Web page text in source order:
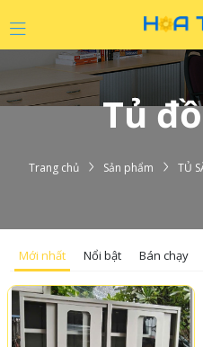
Tủ
Trang chủ Sản phẩm TỦ
Mới nhất Nổi bật Bán chạy